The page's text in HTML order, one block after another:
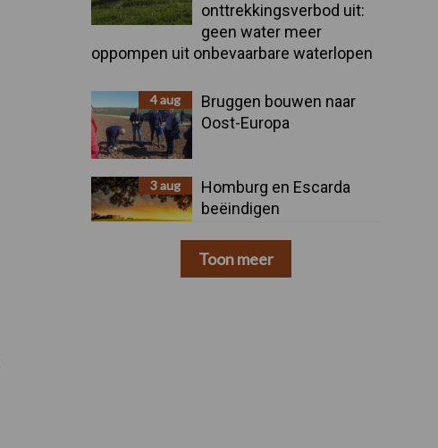
onttrekkingsverbod uit:
geen water meer
oppompen uit onbevaarbare waterlopen
4 aug
Bruggen bouwen naar
Oost-Europa
3 aug
Homburg en Escarda
beëindigen
Toon meer